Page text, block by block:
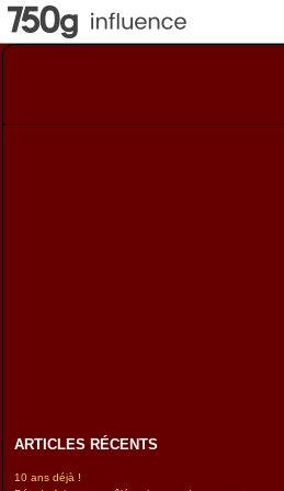
ARTICLES RÉCENTS
10 ans déjà !